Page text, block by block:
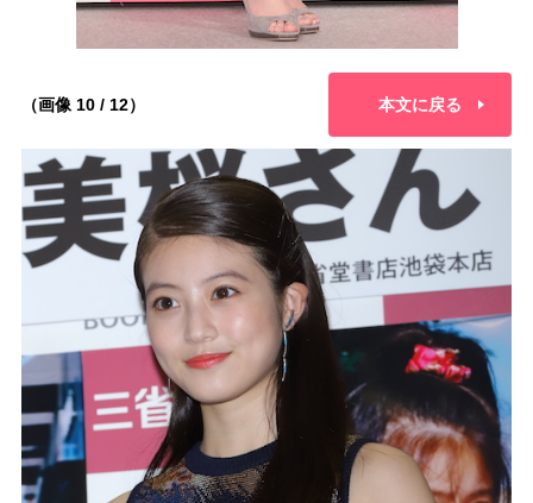
（画像 10 / 12） 本文に戻る